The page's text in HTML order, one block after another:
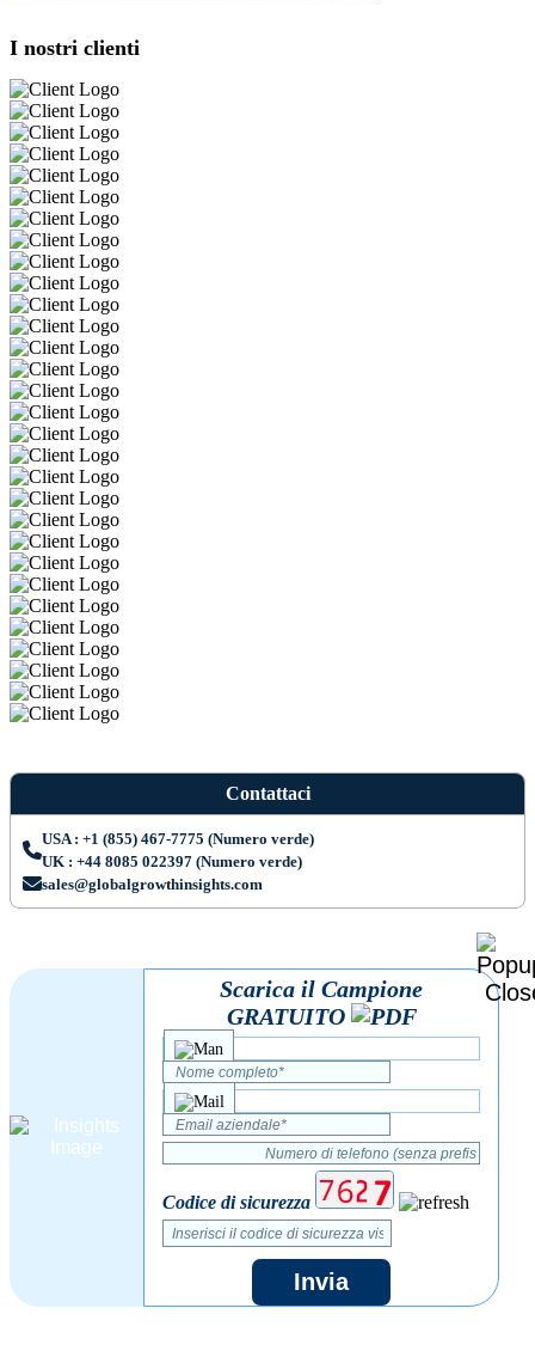
I nostri clienti
Contattaci
USA : +1 (855) 467-7775 (Numero verde)
UK : +44 8085 022397 (Numero verde)
sales@globalgrowthinsights.com
Scarica il Campione
GRATUITO
Codice di sicurezza
Invia